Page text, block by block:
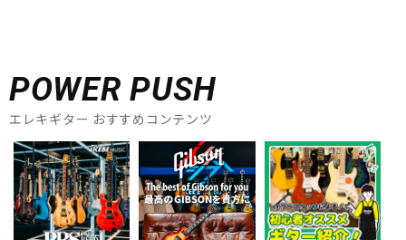
POWER PUSH
エレキギター おすすめコンテンツ